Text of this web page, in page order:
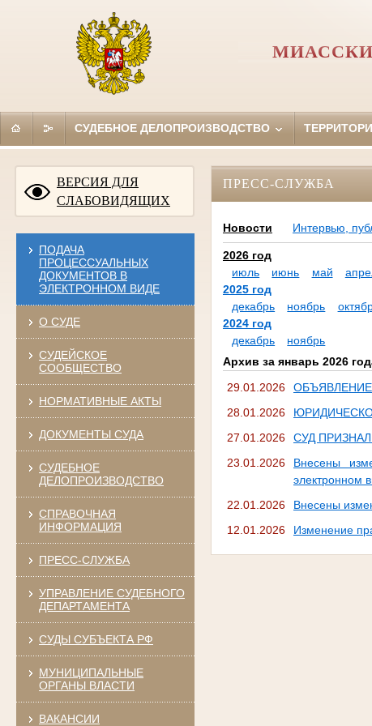
СУДЕБНОЕ ДЕЛОПРОИЗВОДСТВО
ВЕРСИЯ ДЛЯ
СЛАБОВИДЯЩИХ
ПОДАЧА
ПРОЦЕССУАЛЬНЫХ
ДОКУМЕНТОВ В
ЭЛЕКТРОННОМ ВИДЕ
О СУДЕ
СУДЕЙСКОЕ
СООБЩЕСТВО
НОРМАТИВНЫЕ АКТЫ
ДОКУМЕНТЫ СУДА
СУДЕБНОЕ
ДЕЛОПРОИЗВОДСТВО
СПРАВОЧНАЯ
ИНФОРМАЦИЯ
ПРЕСС-СЛУЖБА
УПРАВЛЕНИЕ СУДЕБНОГО
ДЕПАРТАМЕНТА
СУДЫ СУБЪЕКТА РФ
МУНИЦИПАЛЬНЫЕ
ОРГАНЫ ВЛАСТИ
ВАКАНСИИ
ПРЕСС-СЛУЖБА
Новости Интервью,
2026 год
июль
июнь май
2025 год
декабрь
ноябрь
2024 год
декабрь
ноябрь
Архив за январь 2026
29.01.2026
ОБЪЯВЛЕНИЕ
28.01.2026
27.01.2026
СУД
23.01.2026
Внесены
электронном
22.01.2026
Внесены
12.01.2026
Изменение